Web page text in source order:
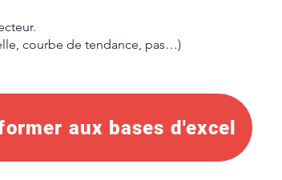
courbe de tendance, pas…)
aux bases d'excel